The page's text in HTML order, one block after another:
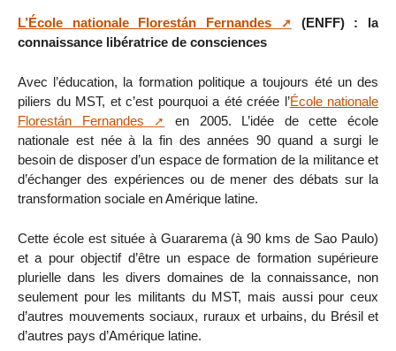
L’École nationale Florestán Fernandes
(ENFF) : la
connaissance libératrice de consciences
Avec l’éducation, la formation politique a toujours été un des
piliers du MST, et c’est pourquoi a été créée l’École nationale
Florestán Fernandes
en 2005. L’idée de cette école
nationale est née à la fin des années 90 quand a surgi le
besoin de disposer d’un espace de formation de la militance et
d’échanger des expériences ou de mener des débats sur la
transformation sociale en Amérique latine.
Cette école est située à Guararema (à 90 kms de Sao Paulo)
et a pour objectif d’être un espace de formation supérieure
plurielle dans les divers domaines de la connaissance, non
seulement pour les militants du MST, mais aussi pour ceux
d’autres mouvements sociaux, ruraux et urbains, du Brésil et
d’autres pays d’Amérique latine.